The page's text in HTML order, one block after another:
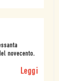
novecento.
Leggi